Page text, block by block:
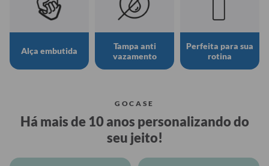
Alça embutida
Tampa anti
vazamento
Perfeita para sua
rotina
GOCASE
Há mais de 10 anos personalizando do
seu jeito!